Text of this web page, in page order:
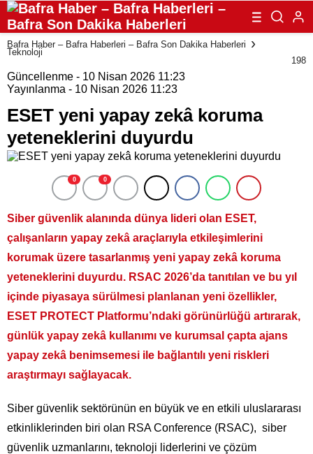
Bafra Haber – Bafra Haberleri – Bafra Son Dakika Haberleri
Teknoloji
198
Güncellenme - 10 Nisan 2026 11:23
Yayınlanma - 10 Nisan 2026 11:23
ESET yeni yapay zekâ koruma
yeteneklerini duyurdu
0 0
Siber güvenlik alanında dünya lideri olan ESET,
çalışanların yapay zekâ araçlarıyla etkileşimlerini
korumak üzere tasarlanmış yeni yapay zekâ koruma
yeteneklerini duyurdu. RSAC 2026’da tanıtılan ve bu yıl
içinde piyasaya sürülmesi planlanan yeni özellikler,
ESET PROTECT Platformu’ndaki görünürlüğü artırarak,
günlük yapay zekâ kullanımı ve kurumsal çapta ajans
yapay zekâ benimsemesi ile bağlantılı yeni riskleri
araştırmayı sağlayacak.
Siber güvenlik sektörünün en büyük ve en etkili uluslararası
etkinliklerinden biri olan RSA Conference (RSAC), siber
güvenlik uzmanlarını, teknoloji liderlerini ve çözüm